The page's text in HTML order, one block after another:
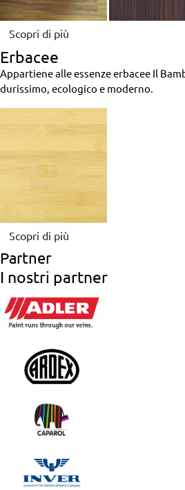
Scopri di più
Erbacee
Appartiene alle essenze erbacee Il
durissimo, ecologico e moderno.
Scopri di più
Partner
I nostri partner